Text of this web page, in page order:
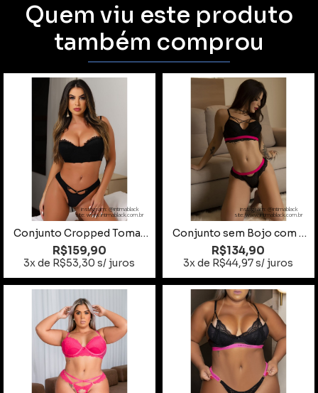
Quem viu este produto
também comprou
instagram: @intimablack
site: www.intimablack.com.br
Conjunto Cropped Tomara que Caia Preto Tamanho M
R$159,90
3x de R$53,30 s/ juros
instagram: @intimablack
site: www.intimablack.com.br
Conjunto sem Bojo com Detalhes em Elástico Pink Fluorescente
R$134,90
3x de R$44,97 s/ juros